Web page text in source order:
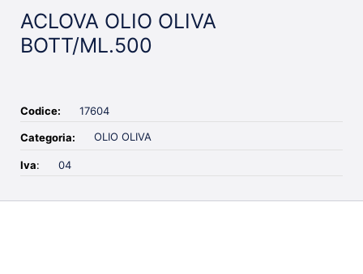
ACLOVA OLIO OLIVA
BOTT/ML.500
Codice: 17604
Categoria: OLIO OLIVA
Iva: 04